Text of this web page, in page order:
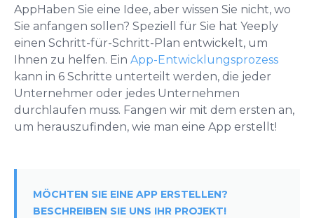
AppHaben Sie eine Idee, aber wissen Sie nicht, wo
Sie anfangen sollen? Speziell für Sie hat Yeeply
einen Schritt-für-Schritt-Plan entwickelt, um
Ihnen zu helfen. Ein App-Entwicklungsprozess
kann in 6 Schritte unterteilt werden, die jeder
Unternehmer oder jedes Unternehmen
durchlaufen muss. Fangen wir mit dem ersten an,
um herauszufinden, wie man eine App erstellt!
MÖCHTEN SIE EINE APP ERSTELLEN?
BESCHREIBEN SIE UNS IHR PROJEKT!